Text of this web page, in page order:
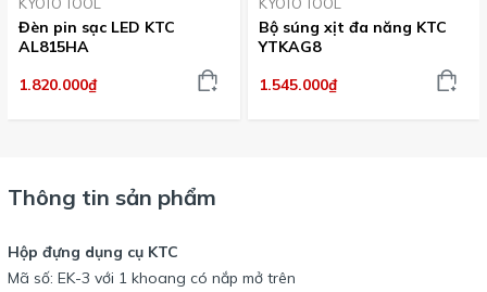
KYOTO TOOL
Đèn pin sạc LED KTC
AL815HA
1.820.000₫
KYOTO TOOL
Bộ súng xịt đa năng KTC
YTKAG8
1.545.000₫
Thông tin sản phẩm
Hộp đựng dụng cụ KTC
Mã số: EK-3 với 1 khoang có nắp mở trên